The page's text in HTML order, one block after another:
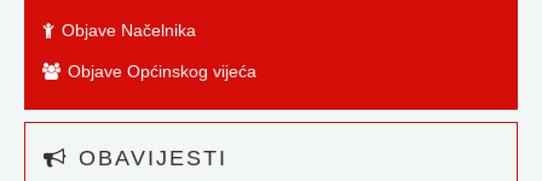
Objave Načelnika
Objave Općinskog vijeća
OBAVIJESTI